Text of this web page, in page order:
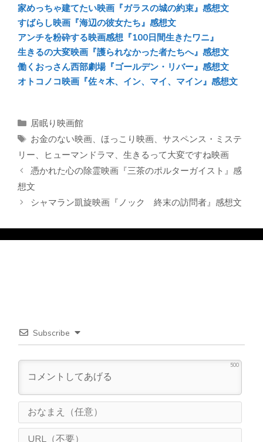
家めっちゃ建てたい映画『ガラスの城の約束』感想文
すばらし映画『海辺の彼女たち』感想文
アンチを粉砕する映画感想『100日間生きたワニ』
生きるの大変映画『護られなかった者たちへ』感想文
働くおっさん西部劇場『ゴールデン・リバー』感想文
オトコノコ映画『佐々木、イン、マイ、マイン』感想文
カ
テ
ゴ
リ
ー
居眠り映画館
タ
お金のない映画、 ほっこり映画、 サスペンス・ミステ
リー、 ヒューマンドラマ、 生きるって大変ですね映画
憑かれた心の除霊映画『三茶のポルターガイスト』感
想文
シャマラン凱旋映画『ノック 終末の訪問者』感想文
Subscribe
500
ま